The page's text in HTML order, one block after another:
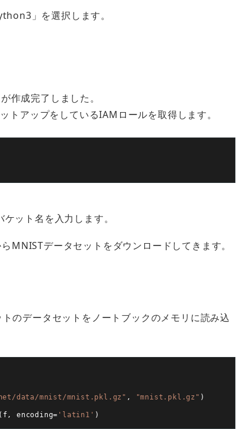
」を選択します。
作成完了しました。
トアップをしているIAMロールを取得します。
ット名を入力します。
MNISTデータセットをダウンロードしてきます。
のデータセットをノートブックのメモリに読み込
data/mnist/mnist.pkl.gz" , "mnist.pkl.gz" )
( f, encoding= 'latin1' )